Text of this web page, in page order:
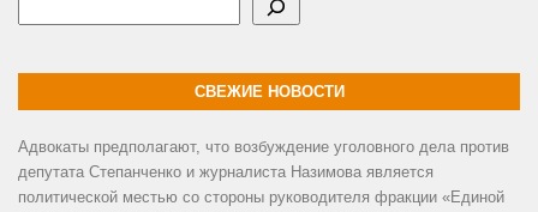
СВЕЖИЕ НОВОСТИ
Адвокаты предполагают, что возбуждение уголовного дела против
депутата Степанченко и журналиста Назимова является
политической местью со стороны руководителя фракции «Единой